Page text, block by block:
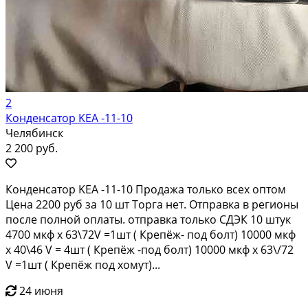
2
Конденсатор KEA -11-10
Челябинск
2 200 руб.
Конденсатор KEA -11-10 Продажа только всех оптом
Цена 2200 руб за 10 шт Торга нет. Отправка в регионы
после полной оплаты. отправка только СДЭК 10 штук
4700 мкф х 63\72V =1шт ( Крепёж- под болт) 10000 мкф
х 40\46 V = 4шт ( Крепёж -под болт) 10000 мкф х 63\/72
V =1шт ( Крепёж под хомут)...
24 июня